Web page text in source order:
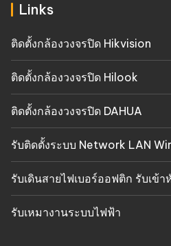
Links
ติดตั้งกล้องวงจรปิด Hikvision
ติดตั้งกล้องวงจรปิด Hilook
ติดตั้งกล้องวงจรปิด DAHUA
รับติดตั้งระบบ Network LAN
รับเดินสายไฟเบอร์ออฟติก รับเข้
รับเหมางานระบบไฟฟ้า